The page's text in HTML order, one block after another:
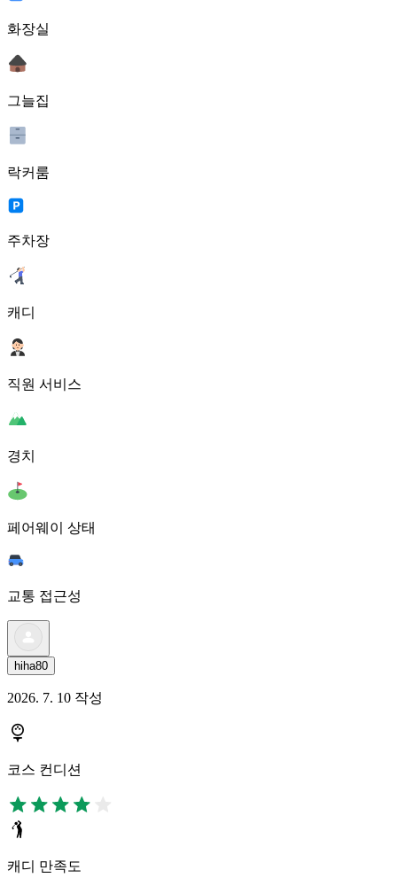
화장실
그늘집
락커룸
주차장
캐디
직원 서비스
경치
페어웨이 상태
교통 접근성
hiha80
2026. 7. 10 작성
코스 컨디션
캐디 만족도